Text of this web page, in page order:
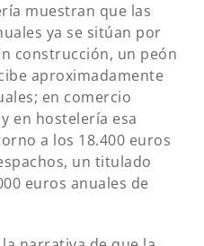
muestran que las
ya se sitúan por
construcción, un peón
aproximadamente
en comercio
en hostelería esa
a los 18.400 euros
un titulado
euros anuales de